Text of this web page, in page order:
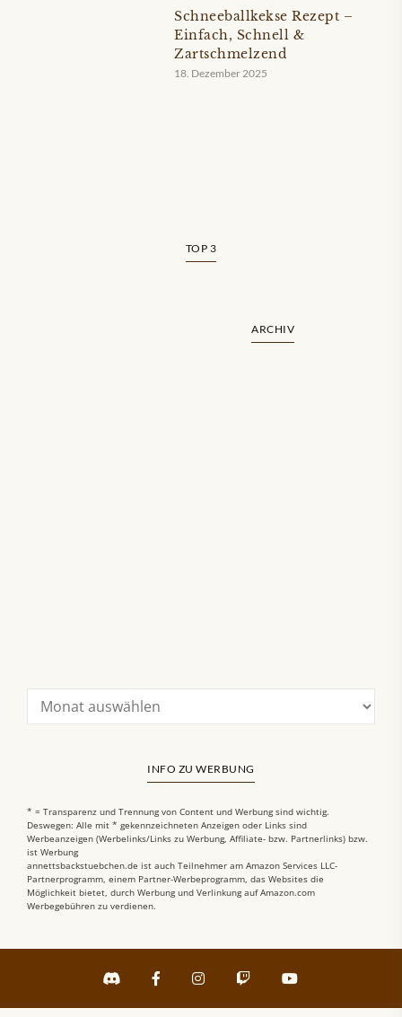
Schneeballkekse Rezept –
Einfach, Schnell &
Zartschmelzend
18. Dezember 2025
TOP 3
ARCHIV
INFO ZU WERBUNG
* = Transparenz und Trennung von Content und Werbung sind wichtig.
Deswegen: Alle mit * gekennzeichneten Anzeigen oder Links sind
Werbeanzeigen (Werbelinks/Links zu Werbung, Affiliate- bzw. Partnerlinks) bzw.
ist Werbung
annettsbackstuebchen.de ist auch Teilnehmer am Amazon Services LLC-
Partnerprogramm, einem Partner-Werbeprogramm, das Websites die
Möglichkeit bietet, durch Werbung und Verlinkung auf Amazon.com
Werbegebühren zu verdienen.